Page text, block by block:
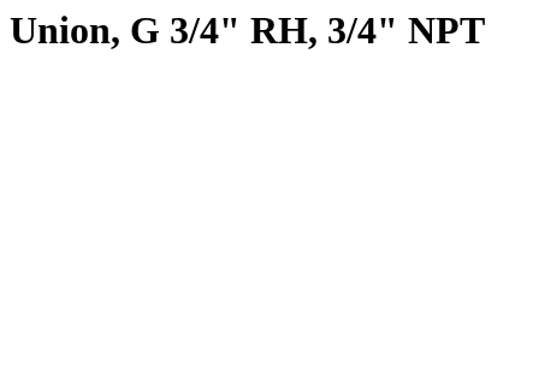
Union, G 3/4" RH, 3/4" NPT